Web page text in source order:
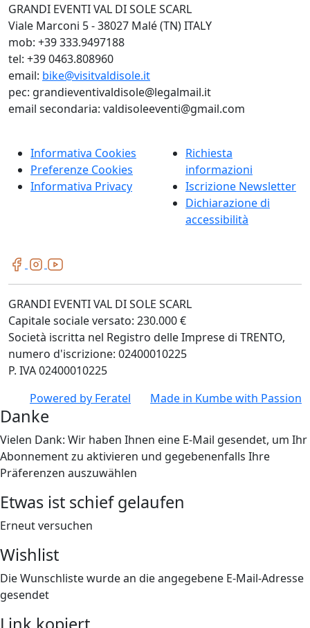
GRANDI EVENTI VAL DI SOLE SCARL
Viale Marconi 5 - 38027 Malé (TN) ITALY
mob: +39 333.9497188
tel: +39 0463.808960
email: bike@visitvaldisole.it
pec: grandieventivaldisole@legalmail.it
email secondaria: valdisoleeventi@gmail.com
Informativa Cookies
Preferenze Cookies
Informativa Privacy
Richiesta
informazioni
Iscrizione Newsletter
Dichiarazione di
accessibilità
GRANDI EVENTI VAL DI SOLE SCARL
Capitale sociale versato: 230.000 €
Società iscritta nel Registro delle Imprese di TRENTO,
numero d'iscrizione: 02400010225
P. IVA 02400010225
Powered by Feratel Made in Kumbewith Passion
Danke
Vielen Dank: Wir haben Ihnen eine E-Mail gesendet, um Ihr
Abonnement zu aktivieren und gegebenenfalls Ihre
Präferenzen auszuwählen
Etwas ist schief gelaufen
Erneut versuchen
Wishlist
Die Wunschliste wurde an die angegebene E-Mail-Adresse
gesendet